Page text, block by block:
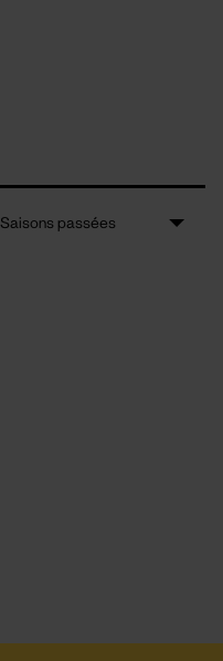
Saisons passées